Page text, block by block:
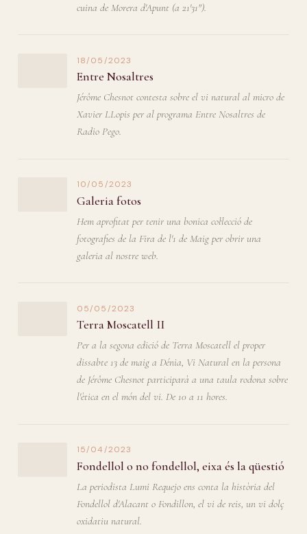
cuina de Morera d'Apunt (a 21'31").
18/05/2023
Entre Nosaltres
Jérôme Chesnot contesta sobre el vi natural al micro de
Xavier LLopis per al programa Entre Nosaltres de
Radio Pego.
10/05/2023
Galeria fotos
Hem aprofitat per tenir una bonica col·lecció de
fotografies de la Fira de l'1 de Maig per obrir una
galeria al nostre web.
05/05/2023
Terra Moscatell II
Per a la segona edició de Terra Moscatell el proper
dissabte 13 de maig a Dénia, Vi Natural en la persona
de Jérôme Chesnot participarà a una taula rodona sobre
l'ètica en el món del vi. De 10 a 11 hores.
15/04/2023
Fondellol o no fondellol, eixa és la qüestió
La periodista Lumi Requejo ens conta la història del
Fondellol d'Alacant o Fondillon, el vi de reis, un vi dolç
oxidatiu natural.